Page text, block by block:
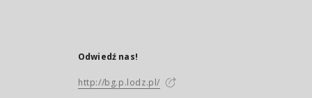
Odwiedź nas!
http://bg.p.lodz.pl/